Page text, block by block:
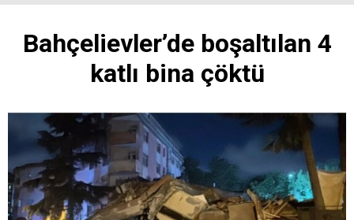
Bahçelievler’de boşaltılan 4
katlı bina çöktü